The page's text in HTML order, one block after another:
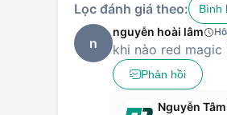
Lọc đánh giá theo: Bình
n
nguyễn hoài lâm
khi nào red magic
Phản hồi
Nguyễn